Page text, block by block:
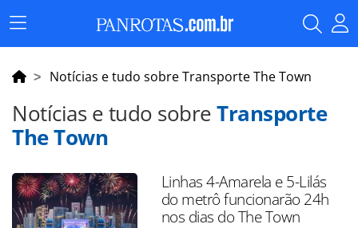
Menu
Principal
Notícias e tudo sobre Transporte The Town
Notícias e tudo sobreTransporte
The Town
Linhas 4-Amarela e 5-Lilás
do metrô funcionarão 24h
nos dias do The Town